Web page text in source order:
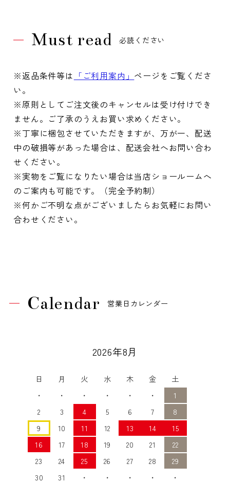
Must read 必読ください
※返品条件等は 「ご利用案内」 ページをご覧くださ
い。
※原則としてご注文後のキャンセルは受け付けでき
ません。ご了承のうえお買い求めください。
※丁寧に梱包させていただきますが、万が一、配送
中の破損等があった場合は、配送会社へお問い合わ
せください。
※実物をご覧になりたい場合は当店ショールームへ
のご案内も可能です。（完全予約制）
※何かご不明な点がございましたらお気軽にお問い
合わせください。
Calendar 営業日カレンダー
2026年8月
日 月 火 水 木 金
土
・
・ ・ ・ ・ ・
1
2
3 4 5 6 7
8
9
10 11 12 13 14
15
16
17 18 19 20 21
22
23
24 25 26 27 28
29
30
31 ・ ・ ・ ・ ・